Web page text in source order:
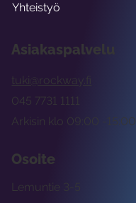
Asiakaspalvelu
tuki@rockway.fi
Arkisin klo 09:00 -15:00
045 7731 1111
Osoite
Lemuntie 3-5
Yhteistyö